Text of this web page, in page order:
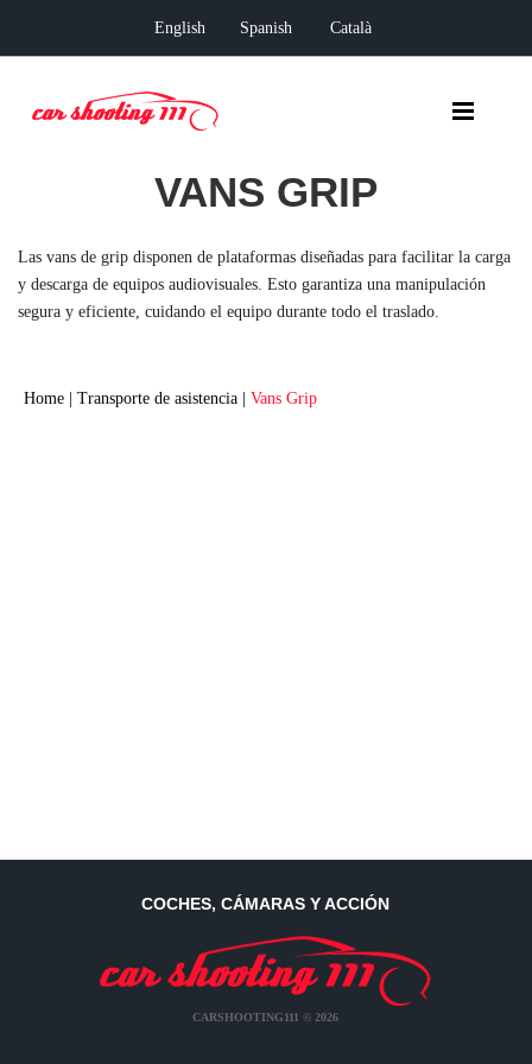
English Spanish Català
VANS GRIP
Las vans de grip disponen de plataformas diseñadas para facilitar la carga
y descarga de equipos audiovisuales. Esto garantiza una manipulación
segura y eficiente, cuidando el equipo durante todo el traslado.
Home Transporte de asistencia Vans Grip
COCHES, CÁMARAS Y ACCIÓN
CARSHOOTING111 © 2026